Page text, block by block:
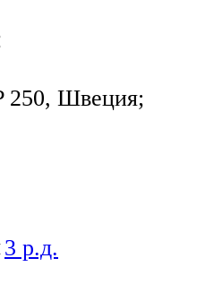
250, Швеция;
3 р.д.